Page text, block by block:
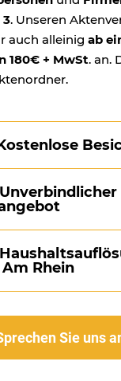
3. Unseren
auch alleinig ab
180€ + MwSt. an.
Rhein
Sie uns